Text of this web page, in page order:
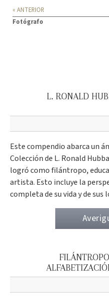
« ANTERIOR
Fotógrafo
L. RONALD
Este compendio abarca un
Colección de L. Ronald
logró como filántropo,
artista. Esto incluye la
completa de su vida y de sus